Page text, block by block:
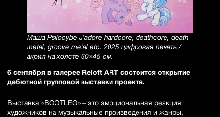
Маша Psilocybe J’adore hardcore, deathcore, death
metal, groove metal etc. 2025 цифровая печать /
акрил на холсте 60×45 см.
6 сентября в галерее Reloft ART состоится открытие
дебютной групповой выставки проекта.
Выставка «BOOTLEG» – это эмоциональная реакция
художников на музыкальные произведения и жанры,